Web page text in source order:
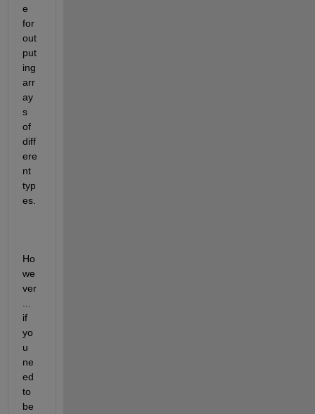
e
for
out
put
ing
arr
ay
s
of
diff
ere
nt
typ
es.
Ho
we
ver
if
yo
u
ne
ed
to
be